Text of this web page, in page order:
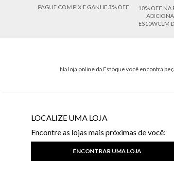
PAGUE COM PIX E GANHE 3% OFF
10% OFF NA
ES10WCLM
Na loja online da Estoque você encontra
LOCALIZE UMA LOJA
Encontre as lojas mais próximas de você:
ENCONTRAR UMA LOJA